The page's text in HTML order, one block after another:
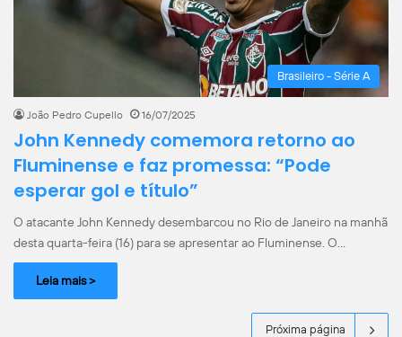
Brasileiro - Série A
João Pedro Cupello 16/07/2025
John Kennedy comemora retorno ao
Fluminense e faz promessa: “Pode
esperar gol e título”
O atacante John Kennedy desembarcou no Rio de Janeiro na manhã
desta quarta-feira (16) para se apresentar ao Fluminense. O…
Leia mais >
Próxima página